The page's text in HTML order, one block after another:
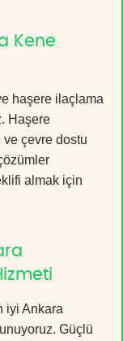
Kene
haşere ilaçlama
Haşere
çevre dostu
almak için
iyi Ankara
Güçlü